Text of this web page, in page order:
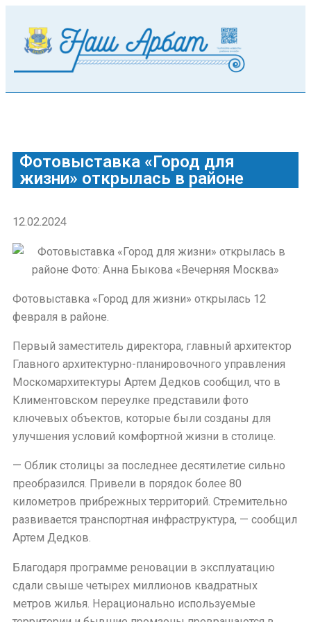
Фотовыставка «Город для
жизни» открылась в районе
12.02.2024
Фотовыставка «Город для жизни» открылась 12
февраля в районе.
Первый заместитель директора, главный архитектор
Главного архитектурно-планировочного управления
Москомархитектуры Артем Дедков сообщил, что в
Климентовском переулке представили фото
ключевых объектов, которые были созданы для
улучшения условий комфортной жизни в столице.
— Облик столицы за последнее десятилетие сильно
преобразился. Привели в порядок более 80
километров прибрежных территорий. Стремительно
развивается транспортная инфраструктура, — сообщил
Артем Дедков.
Благодаря программе реновации в эксплуатацию
сдали свыше четырех миллионов квадратных
метров жилья. Нерационально используемые